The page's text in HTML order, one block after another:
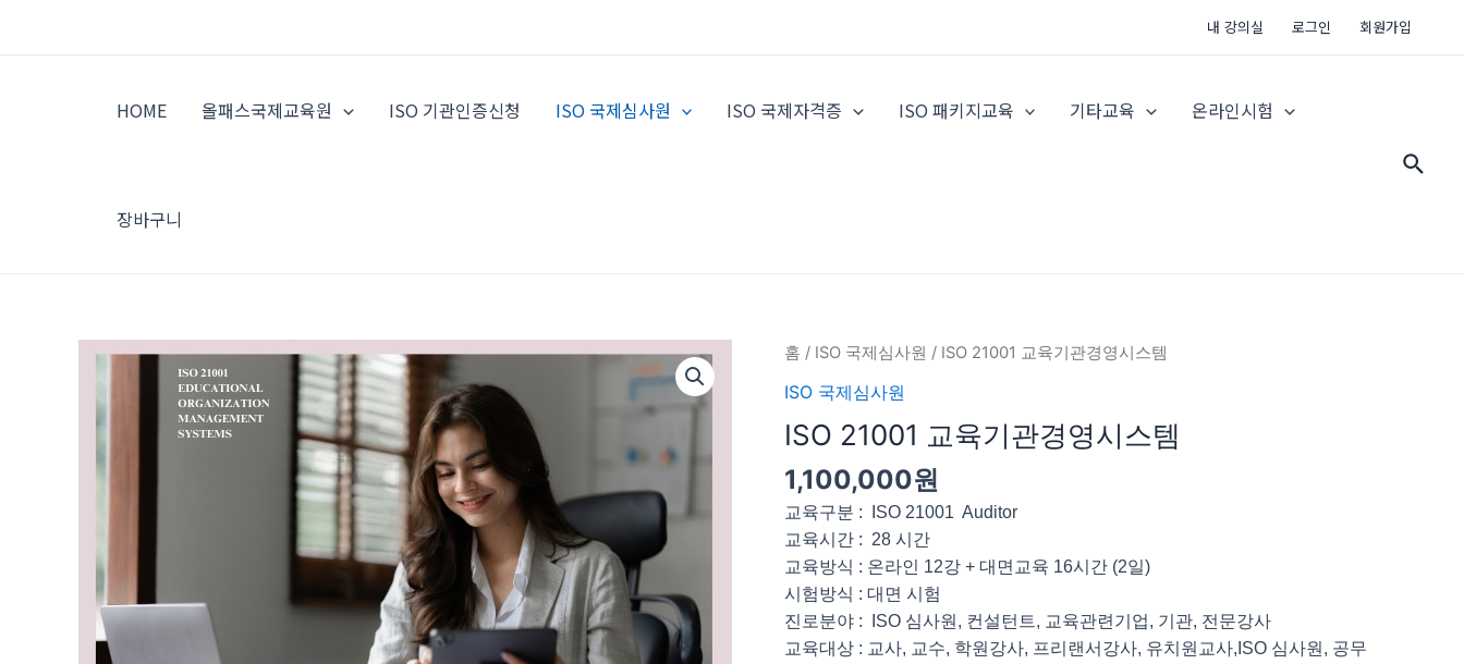
내 강의실 로그인 회원가입
HOME 올패스국제교육원 ISO 기관인증신청 ISO 국제심사원 ISO 국제자격증 ISO 패키지교육 기타교육 온라인시험
장바구니
검
홈 / ISO 국제심사원 / ISO 21001 교육기관경영시스템
ISO 국제심사원
ISO 21001 교육기관경영시스템
1,100,000원
교육구분 : ISO 21001 Auditor
교육시간 : 28 시간
교육방식 : 온라인 12강 + 대면교육 16시간 (2일)
시험방식 : 대면 시험
진로분야 : ISO 심사원, 컨설턴트, 교육관련기업, 기관, 전문강사
교육대상 : 교사, 교수, 학원강사, 프리랜서강사, 유치원교사, ISO 심사원, 공무
ISO
교
육
관
경
영
시
스
템
수